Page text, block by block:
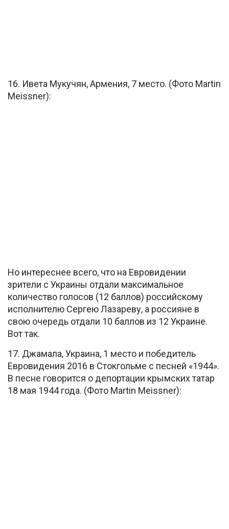
16. Ивета Мукучян, Армения, 7 место. (Фото Martin
Meissner):
Но интереснее всего, что на Евровидении
зрители с Украины отдали максимальное
количество голосов (12 баллов) российскому
исполнителю Сергею Лазареву, а россияне в
свою очередь отдали 10 баллов из 12 Украине.
Вот так.
17. Джамала, Украина, 1 место и победитель
Евровидения 2016 в Стокгольме с песней «1944».
В песне говорится о депортации крымских татар
18 мая 1944 года. (Фото Martin Meissner):